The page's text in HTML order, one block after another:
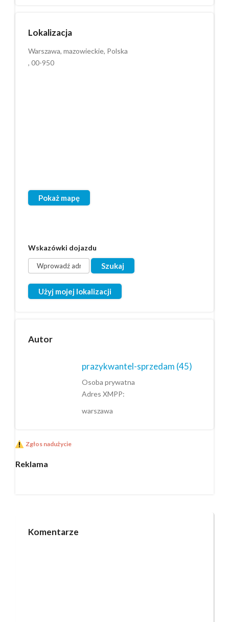
Lokalizacja
Warszawa, mazowieckie, Polska
, 00-950
Pokaż mapę
Wskazówki dojazdu
Użyj mojej lokalizacji
Autor
prazykwantel-sprzedam (45)
Osoba prywatna
Adres XMPP:
warszawa
Zgłos nadużycie
Reklama
Komentarze